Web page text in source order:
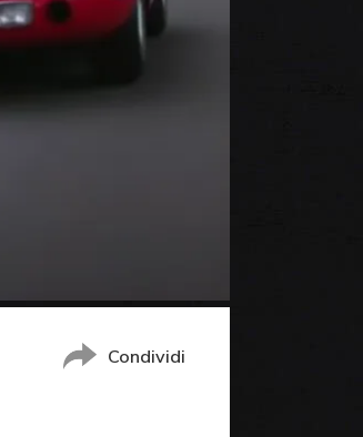
Condividi